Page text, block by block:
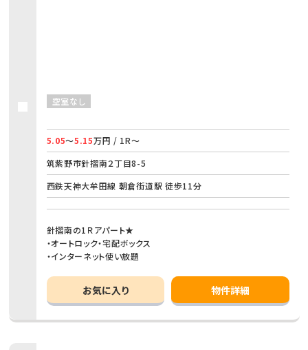
空室なし
5.05～5.15万円 / 1R～
筑紫野市針摺南２丁目8-5
西鉄天神大牟田線 朝倉街道駅 徒歩11分
針摺南の1Ｒアパート★
・オートロック・宅配ボックス
・インターネット使い放題
お気に入り 物件詳細